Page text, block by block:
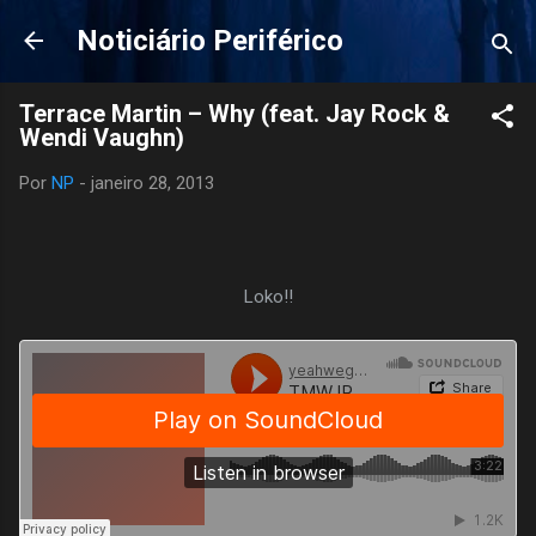
Pular para o conteúdo principal
Noticiário Periférico
Terrace Martin – Why (feat. Jay Rock &
Wendi Vaughn)
Por NP - janeiro 28, 2013
Loko!!